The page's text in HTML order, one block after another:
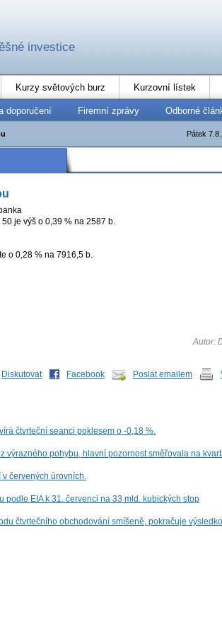
investice
Kurzy světových burz Kurzovní lístek
doporučení Firemní zprávy Odborné
Pátek
je výš o 0,39 % na 2587 b.
o 0,28 % na 7916,5 b.
Autor:
Diskutovat Facebook Poslat emailem
čtvrteční seanci poklesem o -0,18 %.
výrazného pohybu, hlavní pozornost směřovala na
v červených úrovních.
podle EIA k 31. červenci na 33 mld. kubických stop
čtvrtečního obchodování smíšeně, pokračuje